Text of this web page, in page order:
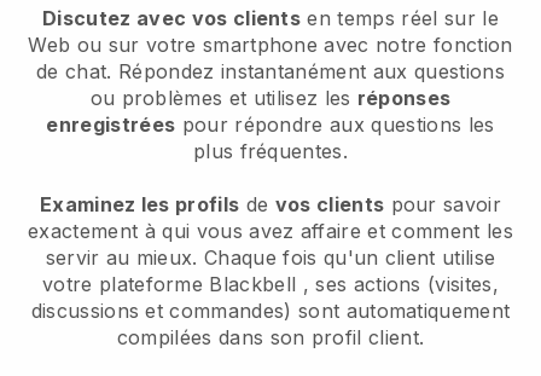
Discutez avec vos clients en temps réel sur le
Web ou sur votre smartphone avec notre fonction
de chat. Répondez instantanément aux questions
ou problèmes et utilisez les réponses
enregistrées pour répondre aux questions les
plus fréquentes.
Examinez les profils de vos clients pour savoir
exactement à qui vous avez affaire et comment les
servir au mieux. Chaque fois qu'un client utilise
votre plateforme Blackbell , ses actions (visites,
discussions et commandes) sont automatiquement
compilées dans son profil client.